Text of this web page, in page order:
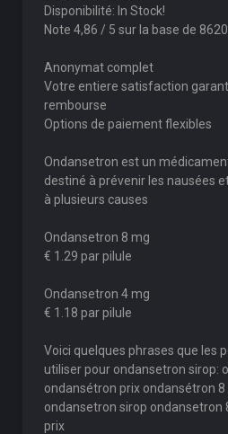
Disponibilité: In Stock!
Note 4,86 / 5 sur la base de
Anonymat complet
Votre entiere satisfaction
rembourse
Options de paiement flexibles
Ondansetron est un
destiné à prévenir les nausées
à plusieurs causes
Ondansetron 8 mg
€ 1.29 par pilule
Ondansetron 4 mg
€ 1.18 par pilule
Voici quelques phrases que les
utiliser pour ondansetron sirop:
ondansétron prix ondansétron
ondansetron sirop ondansetron
prix